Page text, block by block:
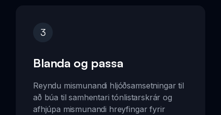
3
Blanda og passa
Reyndu mismunandi hljóðsamsetningar til
að búa til samhentari tónlistarskrár og
afhjúpa mismunandi hreyfingar fyrir